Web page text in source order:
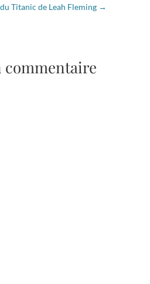
du Titanic de Leah Fleming →
commentaire